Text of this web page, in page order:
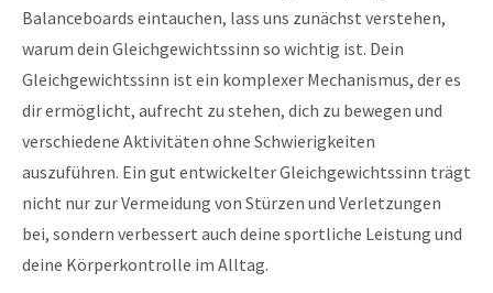
Balanceboards eintauchen, lass uns zunächst verstehen,
warum dein Gleichgewichtssinn so wichtig ist. Dein
Gleichgewichtssinn ist ein komplexer Mechanismus, der es
dir ermöglicht, aufrecht zu stehen, dich zu bewegen und
verschiedene Aktivitäten ohne Schwierigkeiten
auszuführen. Ein gut entwickelter Gleichgewichtssinn trägt
nicht nur zur Vermeidung von Stürzen und Verletzungen
bei, sondern verbessert auch deine sportliche Leistung und
deine Körperkontrolle im Alltag.